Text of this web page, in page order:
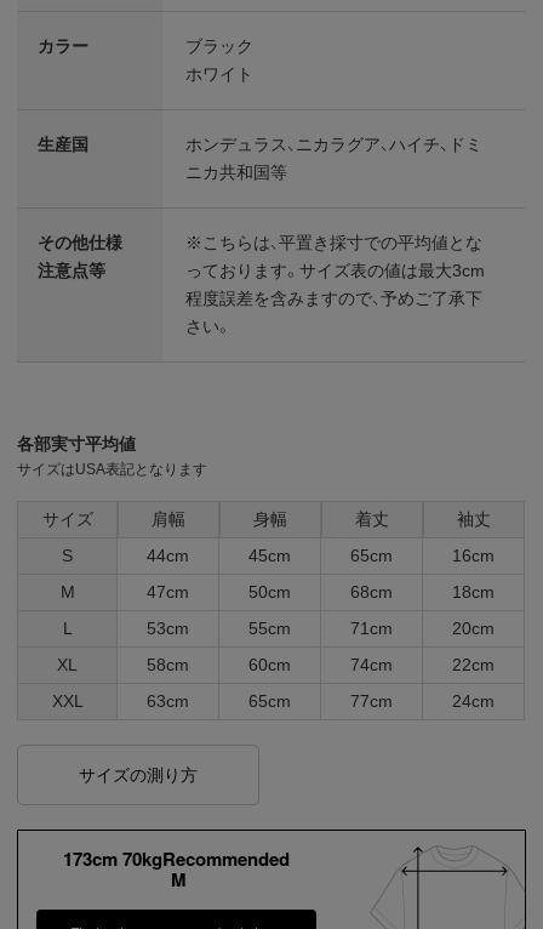
カラー
ブラック
ホワイト
生産国
ホンデュラス、ニカラグア、ハイチ、ドミ
ニカ共和国等
その他仕様
注意点等
※こちらは、平置き採寸での平均値とな
っております。サイズ表の値は最大3cm
程度誤差を含みますので、予めご了承下
さい。
各部実寸平均値
サイズはUSA表記となります
サイズ 肩幅 身幅 着丈
袖丈
S
44cm 45cm 65cm
16cm
M
47cm 50cm 68cm
18cm
L
53cm 55cm 71cm
20cm
XL
58cm 60cm 74cm
22cm
XXL
63cm 65cm 77cm 24cm
サイズの測り方
173cm 70kgRecommended
M